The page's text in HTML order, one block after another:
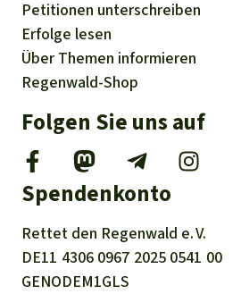
Petitionen unterschreiben
Erfolge lesen
Über Themen informieren
Regenwald-Shop
Folgen Sie uns auf
Spendenkonto
Rettet den Regenwald e. V.
DE11 4306 0967 2025 0541 00
GENODEM1GLS